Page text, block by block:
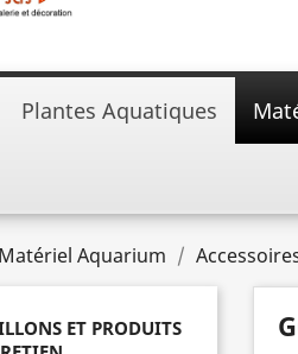
Plantes Aquatiques
Matériel Aquarium
ET PRODUITS